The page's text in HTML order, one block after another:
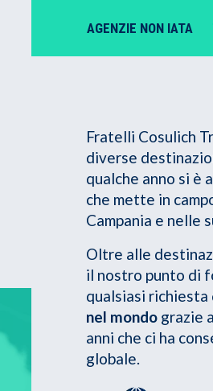
AGENZIE NON IATA
Fratelli Cosulich
diverse
qualche anno si è
che mette in
Campania e nelle
Oltre alle
il nostro punto di
qualsiasi richiesta
nel mondo grazie
anni che ci ha
globale.